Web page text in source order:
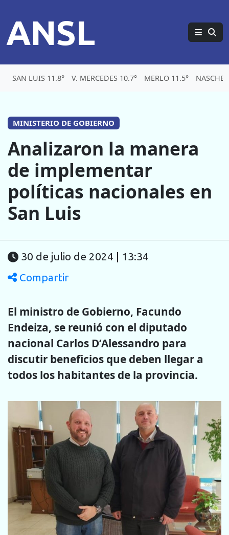
ANSL
SAN LUIS 11.8° V. MERCEDES 10.7° MERLO 11.5°
MINISTERIO DE GOBIERNO
Analizaron la manera
de implementar
políticas nacionales en
San Luis
30 de julio de 2024 | 13:34
Compartir
El ministro de Gobierno, Facundo
Endeiza, se reunió con el diputado
nacional Carlos D’Alessandro para
discutir beneficios que deben llegar a
todos los habitantes de la provincia.